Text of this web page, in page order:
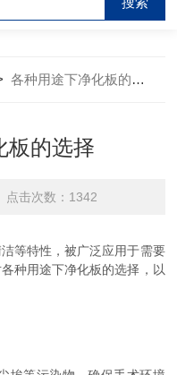
各种用途下净化板的选择
板的选择
击次数：1342
等特性，被广泛应用于需要
种用途下净化板的选择，以